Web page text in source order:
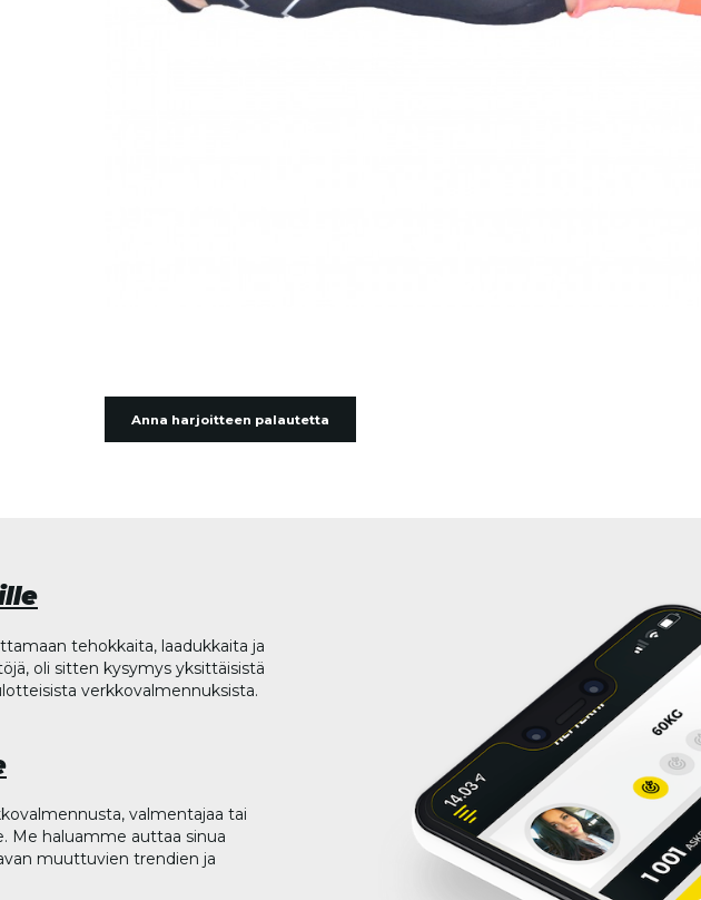
Anna harjoitteen palautetta
tehokkaita, laadukkaita ja
oli sitten kysymys yksittäisistä
verkkovalmennuksista.
valmentajaa tai
Me haluamme auttaa sinua
muuttuvien trendien ja